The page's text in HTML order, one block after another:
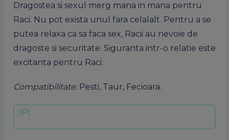
Dragostea si sexul merg mana in mana pentru
Raci. Nu pot exista unul fara celalalt. Pentru a se
putea relaxa ca sa faca sex, Racii au nevoie de
dragoste si securitate. Siguranta intr-o relatie este
excitanta pentru Raci.
Compatibilitate:Pesti, Taur, Fecioara.